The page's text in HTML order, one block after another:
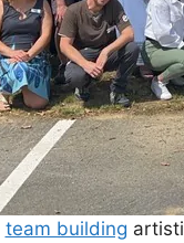
team building